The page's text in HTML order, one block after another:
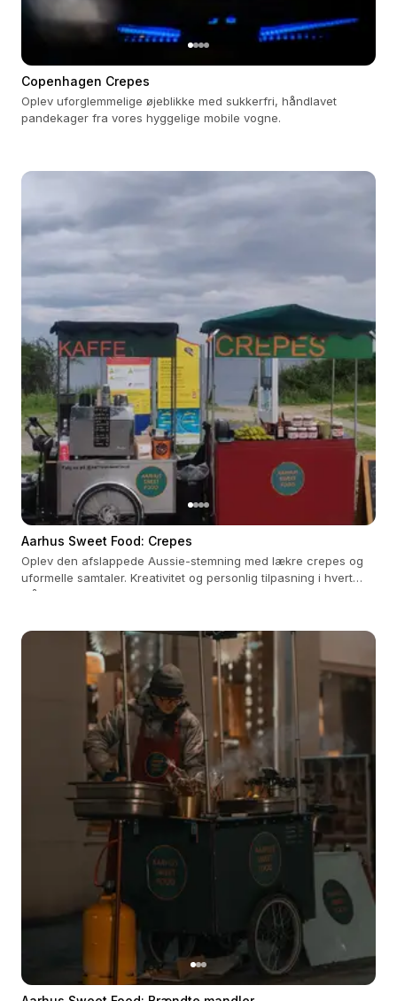
Copenhagen Crepes
Oplev uforglemmelige øjeblikke med sukkerfri, håndlavet
pandekager fra vores hyggelige mobile vogne.
Aarhus Sweet Food: Crepes
Oplev den afslappede Aussie-stemning med lækre crepes og
uformelle samtaler. Kreativitet og personlig tilpasning i hvert
måltid.